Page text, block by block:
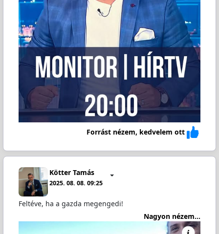
Forrást nézem, kedvelem ott
Kötter Tamás
2025. 08. 08. 09:25
Feltéve, ha a gazda megengedi!
Nagyon nézem...